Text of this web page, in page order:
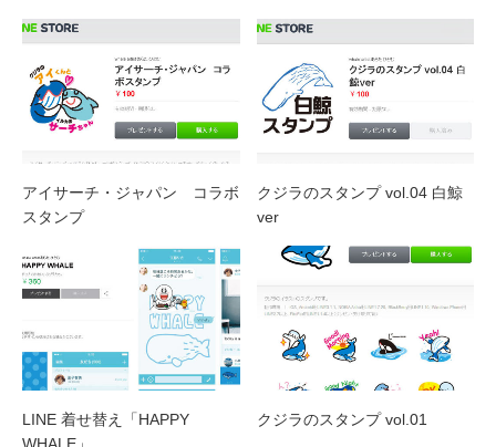
アイサーチ・ジャパン コラボ
スタンプ
クジラのスタンプ vol.04 白鯨
ver
LINE 着せ替え「HAPPY
WHALE」
クジラのスタンプ vol.01